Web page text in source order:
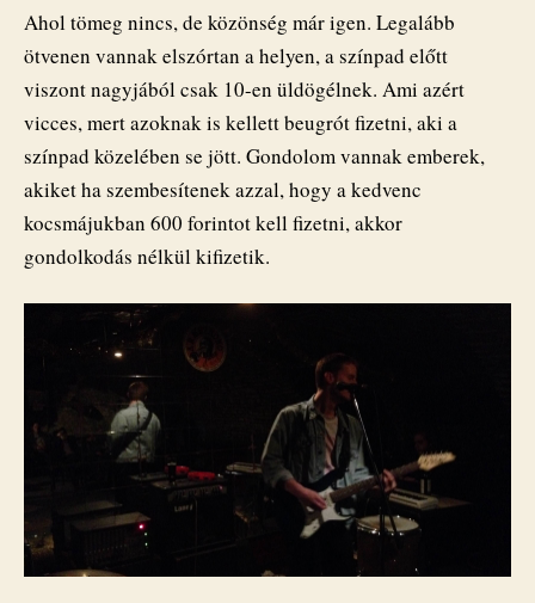
Ahol tömeg nincs, de közönség már igen. Legalább
ötvenen vannak elszórtan a helyen, a színpad előtt
viszont nagyjából csak 10-en üldögélnek. Ami azért
vicces, mert azoknak is kellett beugrót fizetni, aki a
színpad közelében se jött. Gondolom vannak emberek,
akiket ha szembesítenek azzal, hogy a kedvenc
kocsmájukban 600 forintot kell fizetni, akkor
gondolkodás nélkül kifizetik.